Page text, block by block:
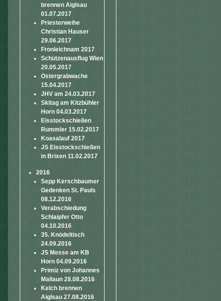
brennen Aiglsau
01.07.2017
Priesterweihe
Christian Hauser
29.06.2017
Fronleichnam 2017
Schützenausflug Wien
20.05.2017
Ostergrabwache
15.04.2017
JHV am 24.03.2017
Skitag am Kitzbühler
Horn 04.03.2017
Eisstockschießen
Rummler 15.02.2017
Koasalauf 2017
JS Eisstockschießen
in Brixen 11.02.2017
2016
Sepp Kerschbaumer
Gedenken St. Pauls
08.12.2016
Verabschiedung
Schlaipfer Otto
04.10.2016
35. Knödeltisch
24.09.2016
JS Messe am KB
Horn 04.09.2016
Primiz von Johannes
Mallaun 28.08.2016
Kelch brennen
Aiglsau 27.08.2016